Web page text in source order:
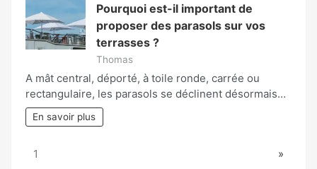
Pourquoi est-il important de
proposer des parasols sur vos
terrasses ?
Thomas
A mât central, déporté, à toile ronde, carrée ou
rectangulaire, les parasols se déclinent désormais…
En savoir plus
Page:
1 Next
»